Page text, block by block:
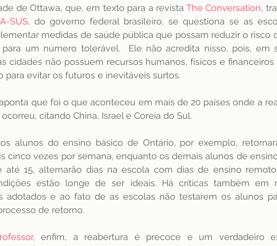
de Ottawa, que, em texto para a revista The Conversation,
SUS, do governo federal brasileiro, se questiona se as
medidas de saúde pública que possam reduzir o risco
para um número tolerável.  Ele não acredita nisso, pois, em
cidades não possuem recursos humanos, físicos e
para evitar os futuros e inevitáveis surtos.
que foi o que aconteceu em mais de 20 países onde a
citando China, Israel e Coreia do Sul.
alunos do ensino básico de Ontário, por exemplo,
cinco vezes por semana, enquanto os demais alunos de
até 15, alternarão dias na escola com dias de ensino
estão longe de ser ideais. Há críticas também em
adotados e ao fato de as escolas não testarem os alunos
de retorno.
, enfim, a reabertura é precoce e um verdadeiro